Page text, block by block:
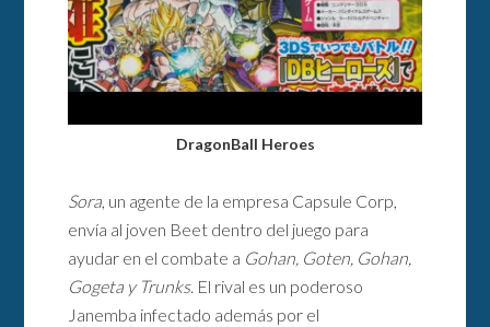
DragonBall Heroes
Sora, un agente de la empresa Capsule Corp,
envía al joven Beet dentro del juego para
ayudar en el combate a Gohan, Goten, Gohan,
Gogeta y Trunks. El rival es un poderoso
Janemba infectado además por el